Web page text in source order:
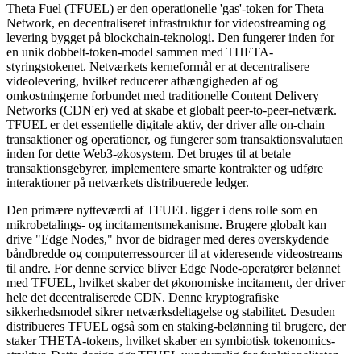
Theta Fuel (TFUEL) er den operationelle 'gas'-token for Theta
Network, en decentraliseret infrastruktur for videostreaming og
levering bygget på blockchain-teknologi. Den fungerer inden for
en unik dobbelt-token-model sammen med THETA-
styringstokenet. Netværkets kerneformål er at decentralisere
videolevering, hvilket reducerer afhængigheden af og
omkostningerne forbundet med traditionelle Content Delivery
Networks (CDN'er) ved at skabe et globalt peer-to-peer-netværk.
TFUEL er det essentielle digitale aktiv, der driver alle on-chain
transaktioner og operationer, og fungerer som transaktionsvalutaen
inden for dette Web3-økosystem. Det bruges til at betale
transaktionsgebyrer, implementere smarte kontrakter og udføre
interaktioner på netværkets distribuerede ledger.
Den primære nytteværdi af TFUEL ligger i dens rolle som en
mikrobetalings- og incitamentsmekanisme. Brugere globalt kan
drive "Edge Nodes," hvor de bidrager med deres overskydende
båndbredde og computerressourcer til at videresende videostreams
til andre. For denne service bliver Edge Node-operatører belønnet
med TFUEL, hvilket skaber det økonomiske incitament, der driver
hele det decentraliserede CDN. Denne kryptografiske
sikkerhedsmodel sikrer netværksdeltagelse og stabilitet. Desuden
distribueres TFUEL også som en staking-belønning til brugere, der
staker THETA-tokens, hvilket skaber en symbiotisk tokenomics-